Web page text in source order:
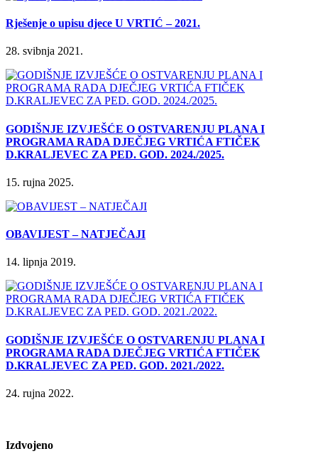
Rješenje o upisu djece U VRTIĆ – 2021.
28. svibnja 2021.
GODIŠNJE IZVJEŠĆE O OSTVARENJU PLANA I
PROGRAMA RADA DJEČJEG VRTIĆA FTIČEK
D.KRALJEVEC ZA PED. GOD. 2024./2025.
15. rujna 2025.
OBAVIJEST – NATJEČAJI
14. lipnja 2019.
GODIŠNJE IZVJEŠĆE O OSTVARENJU PLANA I
PROGRAMA RADA DJEČJEG VRTIĆA FTIČEK
D.KRALJEVEC ZA PED. GOD. 2021./2022.
24. rujna 2022.
Izdvojeno